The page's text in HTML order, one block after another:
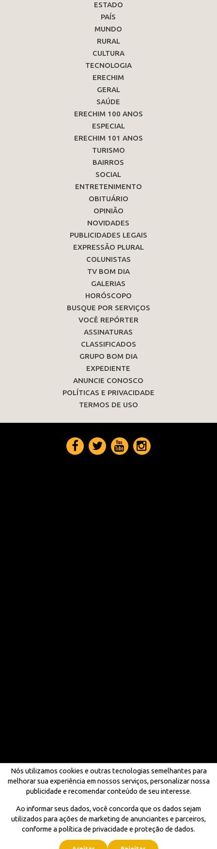
ESTADO
PAÍS
MUNDO
RURAL
CULTURA
TECNOLOGIA
ERECHIM
GERAL
SAÚDE
ERECHIM 100 ANOS
ESPECIAL
ERECHIM 101 ANOS
TURISMO
BAIRROS
SOCIAL
ENTRETENIMENTO
OBITUÁRIO
OPINIÃO
NOVIDADES
PUBLICIDADES LEGAIS
EXPRESSÃO PLURAL
COLUNISTAS
TV BOM DIA
GALERIAS
HORÓSCOPO
BUSQUE POR SERVIÇOS
VOCÊ REPÓRTER
ASSINATURAS
CLASSIFICADOS
GRUPO BOM DIA
EXPEDIENTE
ANUNCIE CONOSCO
POLÍTICAS E PRIVACIDADE
TERMOS DE USO
Nós utilizamos cookies e outras tecnologias semelhantes para
melhorar sua experiência em nossos serviços, personalizar nossa
publicidade e recomendar conteúdo de seu interesse.
Ao informar seus dados, você concorda que os dados sejam
utilizados para ações de marketing de anunciantes e parceiros,
conforme a política de privacidade e proteção de dados.